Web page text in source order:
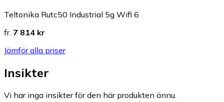
Teltonika Rutc50 Industrial 5g Wifi 6
fr. 7 814 kr
Jämför alla priser
Insikter
Vi har inga insikter för den här produkten ännu.